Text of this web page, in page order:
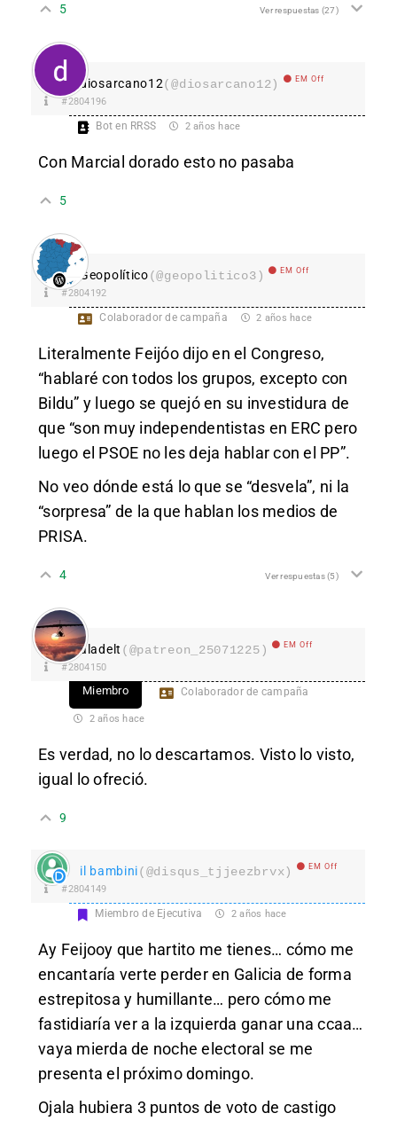
5 Ver respuestas (27)
diosarcano12(@diosarcano12) EM Off
#2804196
Bot en RRSS 2 años hace
Con Marcial dorado esto no pasaba
5
Geopolítico(@geopolitico3) EM Off
#2804192
Colaborador de campaña 2 años hace
Literalmente Feijóo dijo en el Congreso,
“hablaré con todos los grupos, excepto con
Bildu” y luego se quejó en su investidura de
que “son muy independentistas en ERC pero
luego el PSOE no les deja hablar con el PP”.
No veo dónde está lo que se “desvela”, ni la
“sorpresa” de la que hablan los medios de
PRISA.
4 Ver respuestas(5)
aladelt (@patreon_25071225) EM Off
#2804150
Miembro Colaborador de campaña
2 años hace
Es verdad, no lo descartamos. Visto lo visto,
igual lo ofreció.
9
il bambini(@disqus_tjjeezbrvx) EM Off
#2804149
Miembro de Ejecutiva 2 años hace
Ay Feijooy que hartito me tienes… cómo me
encantaría verte perder en Galicia de forma
estrepitosa y humillante… pero cómo me
fastidiaría ver a la izquierda ganar una ccaa…
vaya mierda de noche electoral se me
presenta el próximo domingo.
Ojala hubiera 3 puntos de voto de castigo